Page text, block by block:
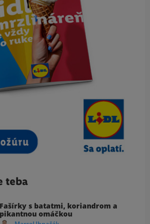
teba
Fašírky s batatmi, koriandrom a
pikantnou omáčkou